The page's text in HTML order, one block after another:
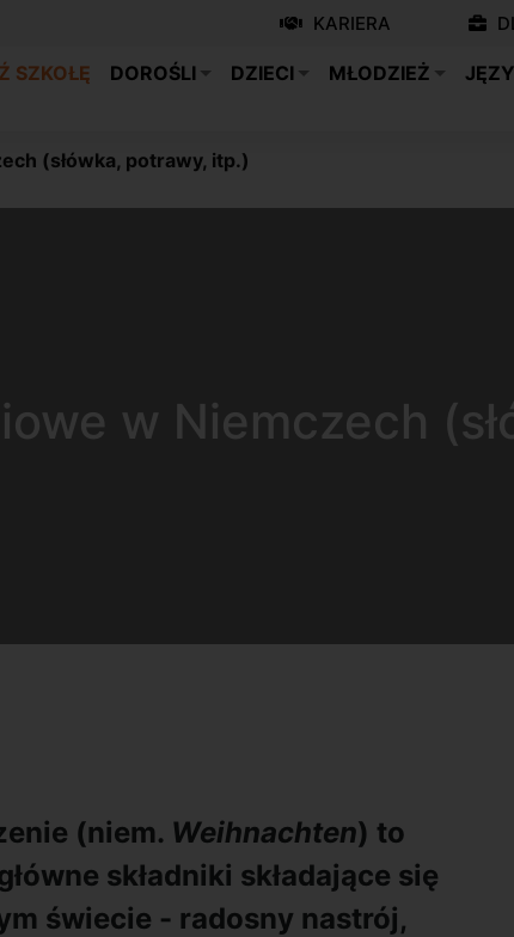
KARIERA
SZKOŁĘ DOROŚLI DZIECI MŁODZIEŻ
(słówka, potrawy, itp.)
w Niemczech
(niem. Weihnachten) to
składniki składające się
świecie - radosny nastrój,